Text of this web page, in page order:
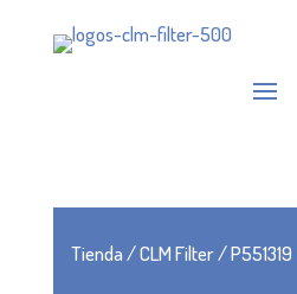
Tienda/CLM Filter/ P551319